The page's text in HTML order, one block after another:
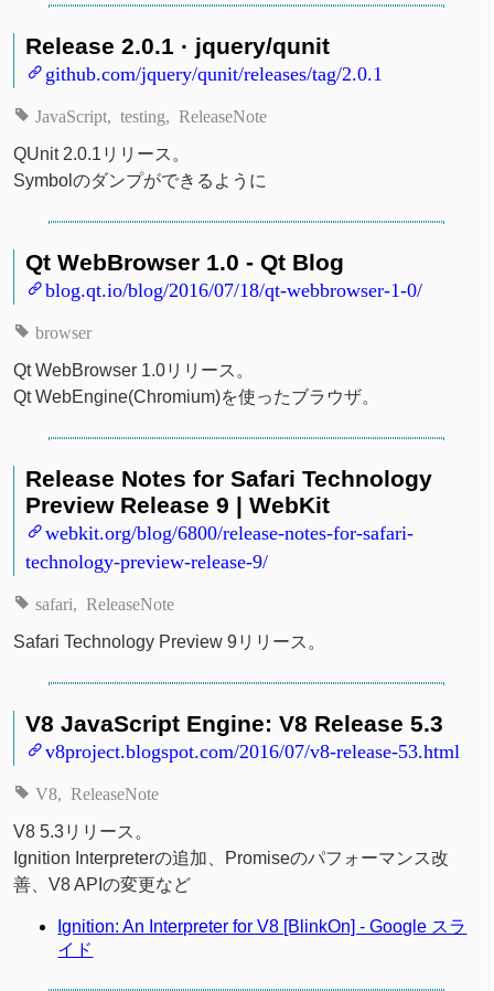
Release 2.0.1 · jquery/qunit
github.com/jquery/qunit/releases/tag/2.0.1
JavaScript testing ReleaseNote
QUnit 2.0.1リリース。
Symbolのダンプができるように
Qt WebBrowser 1.0 - Qt Blog
blog.qt.io/blog/2016/07/18/qt-webbrowser-1-0/
browser
Qt WebBrowser 1.0リリース。
Qt WebEngine(Chromium)を使ったブラウザ。
Release Notes for Safari Technology
Preview Release 9 | WebKit
webkit.org/blog/6800/release-notes-for-safari-
technology-preview-release-9/
safari ReleaseNote
Safari Technology Preview 9リリース。
V8 JavaScript Engine: V8 Release 5.3
v8project.blogspot.com/2016/07/v8-release-53.html
V8 ReleaseNote
V8 5.3リリース。
Ignition Interpreterの追加、Promiseのパフォーマンス改
善、V8 APIの変更など
Ignition: An Interpreter for V8 [BlinkOn] - Google スラ
イド